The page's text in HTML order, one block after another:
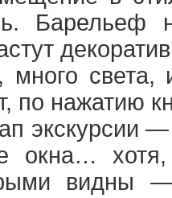
Барельеф
много света,
по нажатию
экскурсии —
окна… хотя,
видны —